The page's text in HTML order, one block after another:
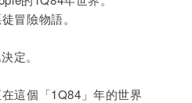
冒險物語。
定。
這個「1Q84」年的世界